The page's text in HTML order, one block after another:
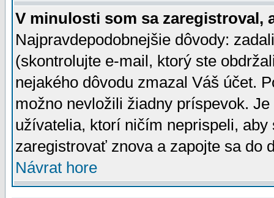
V minulosti som sa zaregistroval,
Najpravdepodobnejšie dôvody:
(skontrolujte e-mail, ktorý ste
nejakého dôvodu zmazal Váš účet.
možno nevložili žiadny príspevok.
užívatelia, ktorí ničím neprispeli,
zaregistrovať znova a zapojte sa do
Návrat hore